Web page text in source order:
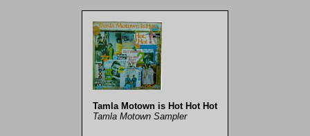
Tamla Motown is Hot Hot Hot
Tamla Motown Sampler